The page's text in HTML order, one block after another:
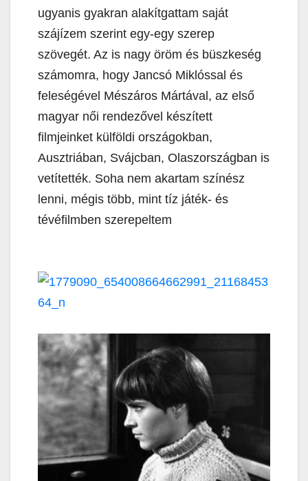
ugyanis gyakran alakítgattam saját
szájízem szerint egy-egy szerep
szövegét. Az is nagy öröm és büszkeség
számomra, hogy Jancsó Miklóssal és
feleségével Mészáros Mártával, az első
magyar női rendezővel készített
filmjeinket külföldi országokban,
Ausztriában, Svájcban, Olaszországban is
vetítették. Soha nem akartam színész
lenni, mégis több, mint tíz játék- és
tévéfilmben szerepeltem